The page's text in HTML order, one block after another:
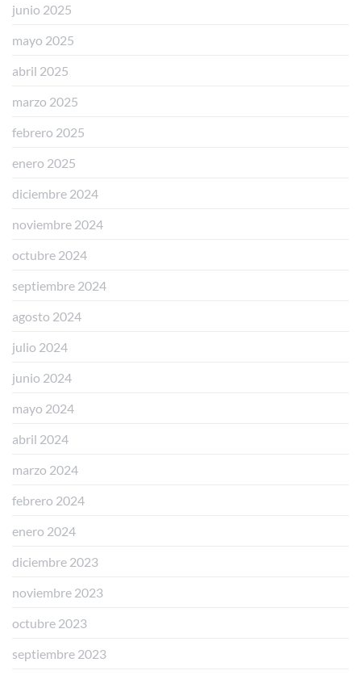
junio 2025
mayo 2025
abril 2025
marzo 2025
febrero 2025
enero 2025
diciembre 2024
noviembre 2024
octubre 2024
septiembre 2024
agosto 2024
julio 2024
junio 2024
mayo 2024
abril 2024
marzo 2024
febrero 2024
enero 2024
diciembre 2023
noviembre 2023
octubre 2023
septiembre 2023